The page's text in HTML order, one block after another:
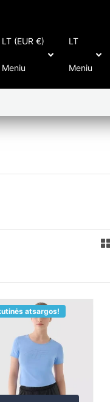
LT (EUR €)
Meniu
LT
Meniu
atsargos!